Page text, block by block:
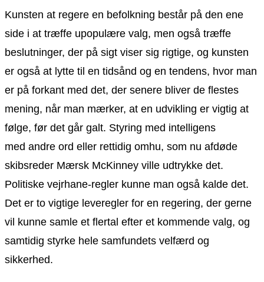
Kunsten at regere en befolkning består på den ene
side i at træffe upopulære valg, men også træffe
beslutninger, der på sigt viser sig rigtige, og kunsten
er også at lytte til en tidsånd og en tendens, hvor man
er på forkant med det, der senere bliver de flestes
mening, når man mærker, at en udvikling er vigtig at
følge, før det går galt. Styring med intelligens
med andre ord eller rettidig omhu, som nu afdøde
skibsreder Mærsk McKinney ville udtrykke det.
Politiske vejrhane-regler kunne man også kalde det.
Det er to vigtige leveregler for en regering, der gerne
vil kunne samle et flertal efter et kommende valg, og
samtidig styrke hele samfundets velfærd og
sikkerhed.